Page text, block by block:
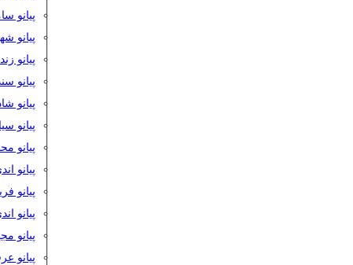
پیانو
پیانو
پیانو
پیانو
پیانو
پیانو
پیانو
پیانو
پیانو
پیانو
پیانو
پیانو